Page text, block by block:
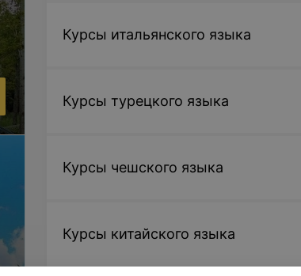
Курсы итальянского языка
Курсы турецкого языка
Курсы чешского языка
Курсы китайского языка